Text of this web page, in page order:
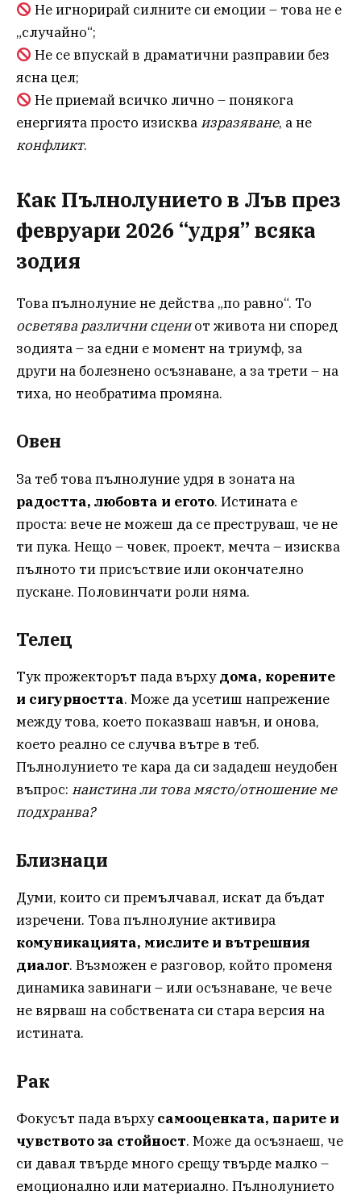
Не игнорирай силните си емоции – това не е
„случайно“;
Не се впускай в драматични разправии без
ясна цел;
Не приемай всичко лично – понякога
енергията просто изисква изразяване, а не
конфликт.
Как Пълнолунието в Лъв през
февруари 2026 “удря” всяка
зодия
Това пълнолуние не действа „по равно“. То
осветява различни сцениот живота ни според
зодията – за едни е момент на триумф, за
други на болезнено осъзнаване, а за трети – на
тиха, но необратима промяна.
Овен
За теб това пълнолуние удря в зоната на
радостта, любовта и егото. Истината е
проста: вече не можеш да се преструваш, че не
ти пука. Нещо – човек, проект, мечта – изисква
пълното ти присъствие или окончателно
пускане. Половинчати роли няма.
Телец
Тук прожекторът пада върхудома, корените
и сигурността. Може да усетиш напрежение
между това, което показваш навън, и онова,
което реално се случва вътре в теб.
Пълнолунието те кара да си зададеш неудобен
въпрос: наистина ли това място/отношение ме
подхранва?
Близнаци
Думи, които си премълчавал, искат да бъдат
изречени. Това пълнолуние активира
комуникацията, мислите и вътрешния
диалог. Възможен е разговор, който променя
динамика завинаги – или осъзнаване, че вече
не вярваш на собствената си стара версия на
истината.
Рак
Фокусът пада върхусамооценката, парите и
чувството за стойност. Може да осъзнаеш, че
си давал твърде много срещу твърде малко –
емоционално или материално. Пълнолунието